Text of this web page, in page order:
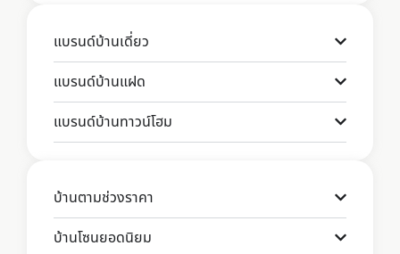
แบรนด์บ้านเดี่ยว
แบรนด์บ้านแฝด
แบรนด์บ้านทาวน์โฮม
บ้านตามช่วงราคา
บ้านโซนยอดนิยม